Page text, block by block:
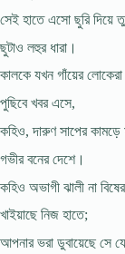
সেই হাতে এসো ছুরি দিয়ে
ছুটাও লহুর ধারা।
কালকে যখন গাঁয়ের লোকেরা
পুছিবে খবর এসে,
কহিও, দারুণ সাপের কামড়ে
গভীর বনের দেশে।
কহিও অভাগী ঝালী না
খাইয়াছে নিজ হাতে;
আপনার ভরা ডুবায়েছে সে